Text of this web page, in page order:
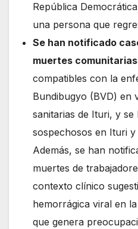
República
una persona que
Se han notificado
muertes comunitarias
compatibles con la
Bundibugyo (BVD) en
sanitarias de Ituri, y
sospechosos en Ituri
Además, se han
muertes de
contexto clínico
hemorrágica viral en
que genera